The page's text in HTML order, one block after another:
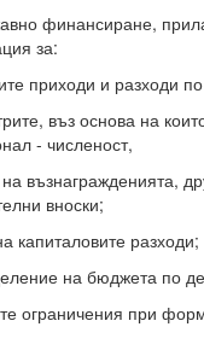
финансиране,
за:
и разходи по
въз основа на
- численост,
вноски;
разходи;
на бюджета по
при